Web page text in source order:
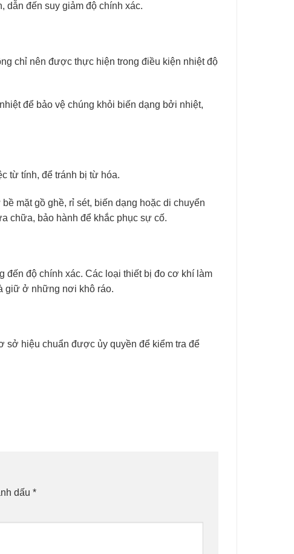
đến suy giảm độ chính xác.
chỉ nên được thực hiện trong điều kiện nhiệt độ
để bảo vệ chúng khỏi biến dạng bởi nhiệt,
từ tính, để tránh bị từ hóa.
mặt gồ ghề, rỉ sét, biến dạng hoặc di chuyển
chữa, bảo hành để khắc phục sự cố.
đến độ chính xác. Các loại thiết bị đo cơ khí làm
giữ ở những nơi khô ráo.
sở hiệu chuẩn được ủy quyền để kiểm tra để
dấu *